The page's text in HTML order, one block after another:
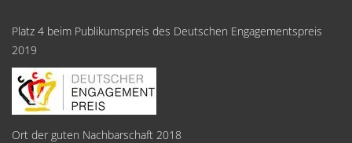
Platz 4 beim Publikumspreis des Deutschen Engagementspreis
2019
Ort der guten Nachbarschaft 2018